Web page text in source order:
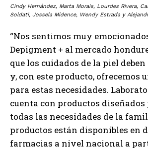
Cindy Hernández, Marta Morais, Lourdes Rivera,
Soldati, Jossela Midence, Wendy Estrada y
“Nos sentimos muy
Depigment + al mercado
que los cuidados de la piel
y, con este producto, ofrecemos
para estas necesidades.
cuenta con productos
todas las necesidades de la
productos están disponibles en
farmacias a nivel nacional a